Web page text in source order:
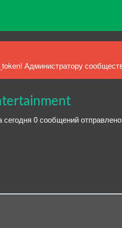
Администратору
сегодня 0 сообщений отправлено